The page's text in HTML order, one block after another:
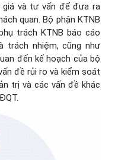
và tư vấn để đưa ra
quan. Bộ phận KTNB
trách KTNB báo cáo
trách nhiệm, cũng như
đến kế hoạch của bộ
đề rủi ro và kiểm soát
trị và các vấn đề khác